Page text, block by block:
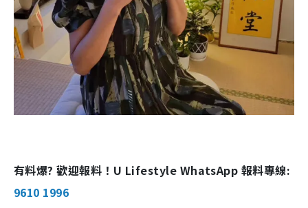
有料爆? 歡迎報料！U Lifestyle WhatsApp 報料專線:
9610 1996